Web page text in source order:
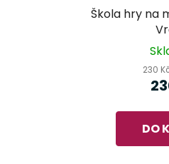
Škola hry na
230
DO